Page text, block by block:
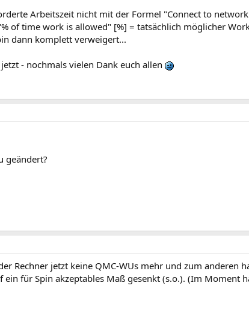
Arbeitszeit nicht mit der Formel "Connect to
of time work is allowed" [%] = tatsächlich möglicher
dann komplett verweigert...
- nochmals vielen Dank euch allen
geändert?
Rechner jetzt keine QMC-WUs mehr und zum anderen
ein für Spin akzeptables Maß gesenkt (s.o.). (Im Moment